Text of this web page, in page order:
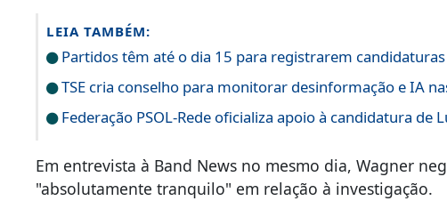
LEIA TAMBÉM:
Partidos têm até o dia 15 para registrarem
TSE cria conselho para monitorar desinformação e IA
Federação PSOL-Rede oficializa apoio à candidatura de
Em entrevista à Band News no mesmo dia, Wagner
"absolutamente tranquilo" em relação à investigação.